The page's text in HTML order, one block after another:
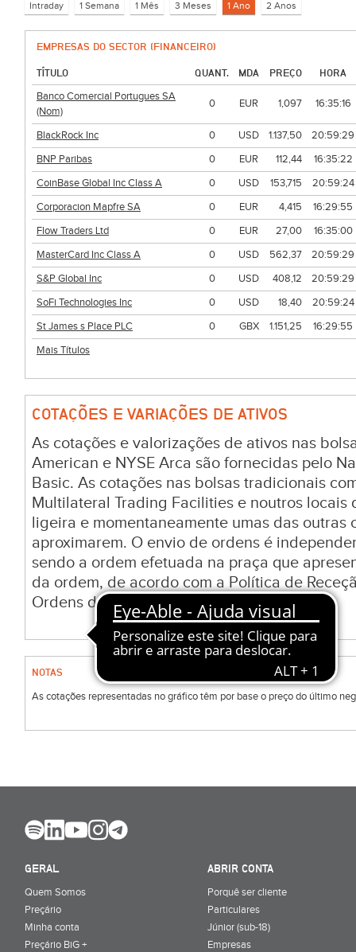
EMPRESAS DO SECTOR (FINANCEIRO)
TÍTULO QUANT. MDA PREÇO
HORA
Banco Comercial Portugues SA
(Nom)
0 EUR 1,097 16:35:16
BlackRock Inc 0 USD 1.137,50
20:59:29
BNP Paribas
0 EUR 112,44
16:35:22
CoinBase Global Inc Class A
0 USD 153,715
20:59:24
Corporacion Mapfre SA
0 EUR 4,415
16:29:55
Flow Traders Ltd
0 EUR 27,00
16:35:00
MasterCard Inc Class A
0 USD 562,37
20:59:29
S&P Global Inc
0 USD 408,12
20:59:29
SoFi Technologies Inc
0 USD 18,40
20:59:24
St James s Place PLC
0 GBX 1.151,25
16:29:55
Mais Títulos
COTAÇÕES E VARIAÇÕES DE ATIVOS
As cotações e valorizações de ativos nas
American e NYSE Arca são fornecidas pelo
Basic. As cotações nas bolsas tradicionais
Multilateral Trading Facilities e noutros
ligeira e momentaneamente umas das outras
aproximarem. O envio de ordens é
sendo a ordem efetuada na praça que
da ordem, de acordo com a Política de
Ordens do BiG.
NOTAS
As cotações representadas no gráfico têm por base o preço do último
GERAL
Quem Somos
Preçário
Minha conta
Preçário BiG +
ABRIR CONTA
Porquê ser cliente
Particulares
Júnior (sub-18)
Empresas